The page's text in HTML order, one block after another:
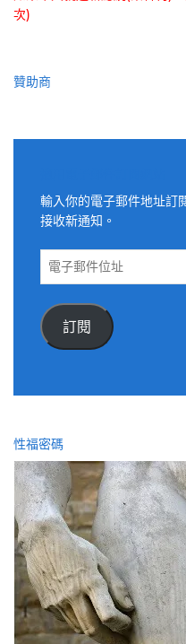
次)
贊助商
輸入你的電子郵件地址訂
接收新通知。
電
件
位
訂閱
性福密碼